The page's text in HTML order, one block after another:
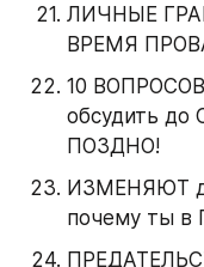
ЛИЧНЫЕ
ВРЕМЯ
10
обсудить
ПОЗДНО!
ИЗМЕНЯЮТ
почему ты